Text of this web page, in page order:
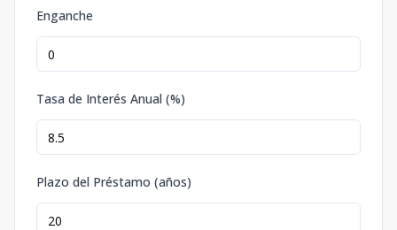
Enganche
Tasa de Interés Anual (%)
Plazo del Préstamo (años)